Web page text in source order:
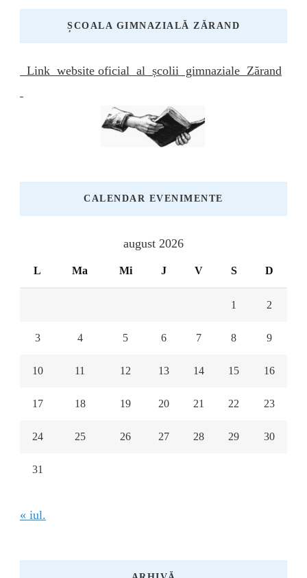
ȘCOALA GIMNAZIALĂ ZĂRAND
Link website oficial al școlii gimnaziale Zărand
CALENDAR EVENIMENTE
august 2026
L Ma Mi J V S D
1 2
3 4 5 6 7 8 9
10 11 12 13 14 15 16
17 18 19 20 21 22 23
24 25 26 27 28 29 30
31
« iul.